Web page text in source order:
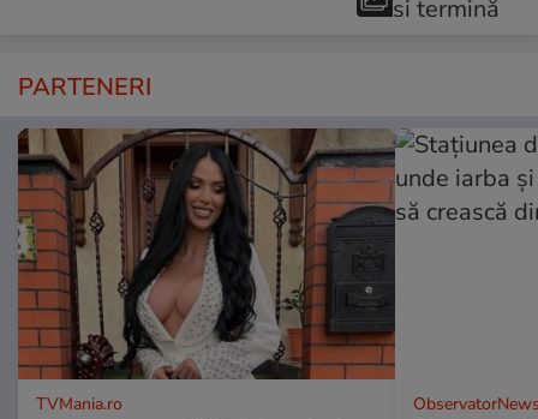
PARTENERI
TVMania.ro